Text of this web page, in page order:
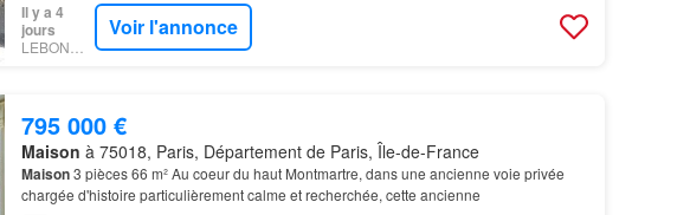
Il y a 4
jours
LEBONCOIN
Voir l'annonce
795 000 €
Maison à 75018, Paris, Département de Paris, Île-de-France
Maison3 pièces 66 m² Au coeur du haut Montmartre, dans une ancienne voie privée
chargée d'histoire particulièrement calme et recherchée, cette ancienne